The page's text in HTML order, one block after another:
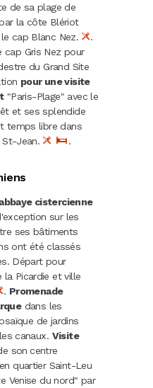
de sa plage de
la côte Blériot
cap Blanc Nez.
.
cap Gris Nez pour
du Grand Site
pour une visite
"Paris-Plage" avec le
et ses splendide
temps libre dans
St-Jean.
.
cistercienne
sur les
ses bâtiments
ont été classés
Départ pour
la Picardie et ville
. Promenade
dans les
de jardins
canaux. Visite
son centre
quartier Saint-Leu
Venise du nord" par